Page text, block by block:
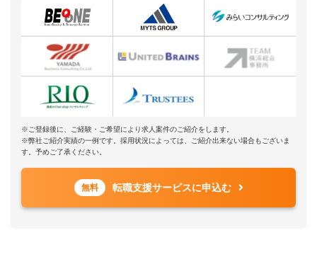
※ご登録後に、ご経験・ご希望により求人案件のご紹介をします。
※弊社ご紹介実績の一例です。採用状況によっては、ご紹介出来ない場合もございま
す。予めご了承ください。
無料 転職支援サービスに申込む